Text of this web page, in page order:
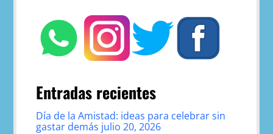
Entradas recientes
Día de la Amistad: ideas para celebrar sin
gastar demás julio 20, 2026